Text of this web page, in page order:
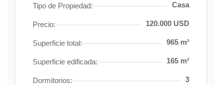
Tipo de Propiedad: Casa
Precio: 120.000 USD
Superficie total: 965 m²
Superficie edificada: 165 m²
Dormitorios: 3